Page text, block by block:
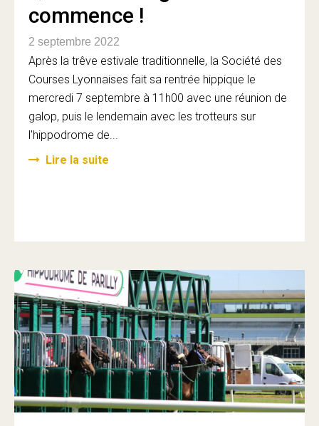
commence !
2 septembre 2022
Après la trêve estivale traditionnelle, la Société des
Courses Lyonnaises fait sa rentrée hippique le
mercredi 7 septembre à 11h00 avec une réunion de
galop, puis le lendemain avec les trotteurs sur
l'hippodrome de...
Lire la suite